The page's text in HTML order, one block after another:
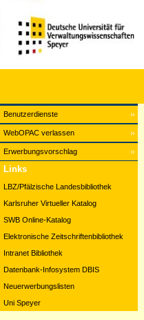
Benutzerdienste
WebOPAC verlassen
Erwerbungsvorschlag
Links
LBZ/Pfälzische Landesbibliothek
Karlsruher Virtueller Katalog
SWB Online-Katalog
Elektronische Zeitschriftenbibliothek
Intranet Bibliothek
Datenbank-Infosystem DBIS
Neuerwerbungslisten
Uni Speyer